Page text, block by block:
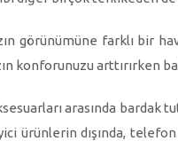
görünümüne farklı bir
konforunuzu arttırırken
arasında bardak
ürünlerin dışında,